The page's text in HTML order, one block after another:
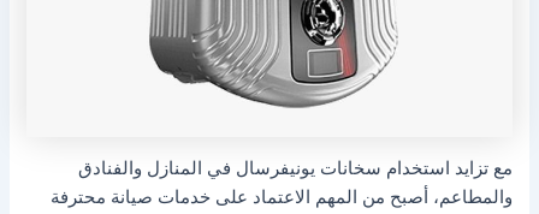
مع تزايد استخدام سخانات يونيفرسال في المنازل والفنادق
والمطاعم، أصبح من المهم الاعتماد على خدمات صيانة محترفة